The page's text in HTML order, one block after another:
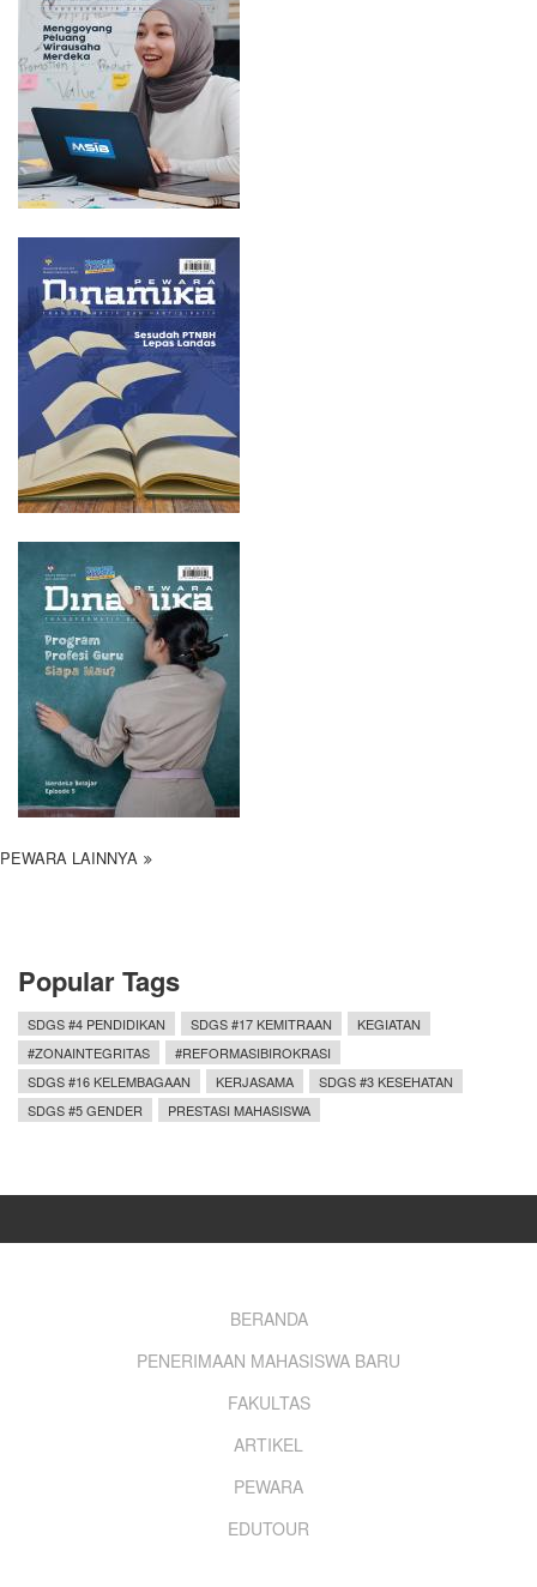
PEWARA LAINNYA
Popular Tags
SDGS #4 PENDIDIKAN SDGS #17 KEMITRAAN
KEGIATAN
#ZONAINTEGRITAS
#REFORMASIBIROKRASI
SDGS #16 KELEMBAGAAN
KERJASAMA
SDGS #3 KESEHATAN
SDGS #5 GENDER
PRESTASI MAHASISWA
BERANDA
PENERIMAAN MAHASISWA BARU
FAKULTAS
ARTIKEL
PEWARA
EDUTOUR